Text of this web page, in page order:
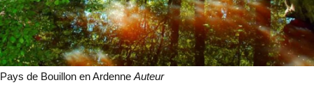
Pays de Bouillon en Ardenne Auteur